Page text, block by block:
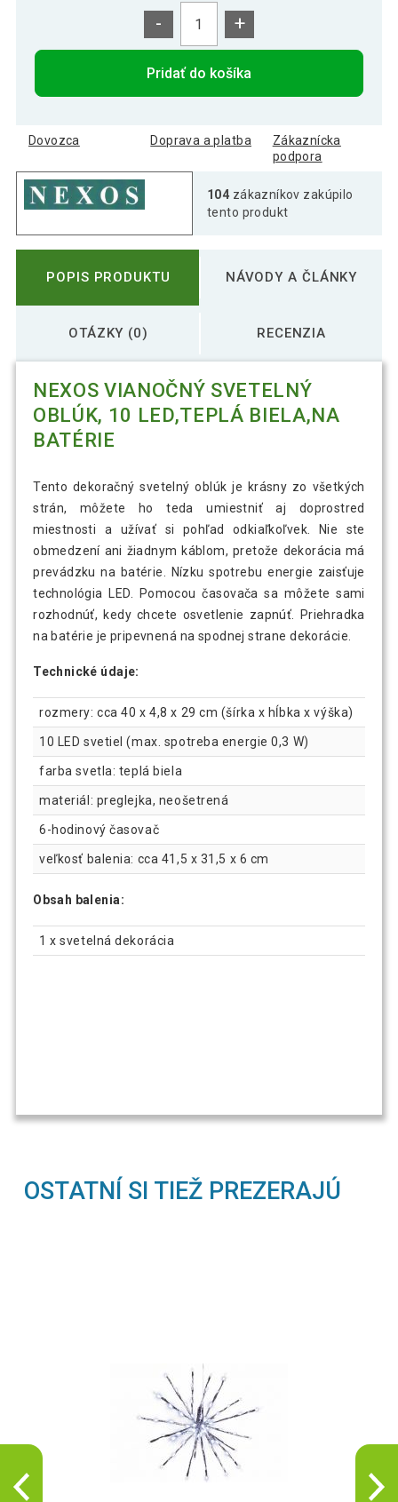
- +
Pridať do košíka
Dovozca Doprava a platba
Zákaznícka
podpora
104 zákazníkov zakúpilo
tento produkt
POPIS PRODUKTU NÁVODY A ČLÁNKY
OTÁZKY (0) RECENZIA
NEXOS VIANOČNÝ SVETELNÝ
OBLÚK, 10 LED,TEPLÁ BIELA,NA
BATÉRIE
Tento dekoračný svetelný oblúk je krásny zo všetkých
strán, môžete ho teda umiestniť aj doprostred
miestnosti a užívať si pohľad odkiaľkoľvek. Nie ste
obmedzení ani žiadnym káblom, pretože dekorácia má
prevádzku na batérie. Nízku spotrebu energie zaisťuje
technológia LED. Pomocou časovača sa môžete sami
rozhodnúť, kedy chcete osvetlenie zapnúť. Priehradka
na batérie je pripevnená na spodnej strane dekorácie.
Technické údaje:
rozmery: cca 40 x 4,8 x 29 cm (šírka x hĺbka x výška)
10 LED svetiel (max. spotreba energie 0,3 W)
farba svetla: teplá biela
materiál: preglejka, neošetrená
6-hodinový časovač
veľkosť balenia: cca 41,5 x 31,5 x 6 cm
Obsah balenia:
1 x svetelná dekorácia
OSTATNÍ SI TIEŽ PREZERAJÚ